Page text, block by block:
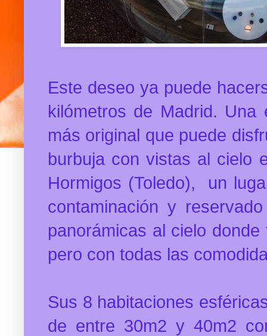
Este deseo ya puede
kilómetros de Madrid.
más original que puede
burbuja con vistas al cielo
Hormigos (Toledo), un
contaminación y
panorámicas al cielo
pero con todas las
Sus 8 habitaciones
de entre 30m2 y 40m2